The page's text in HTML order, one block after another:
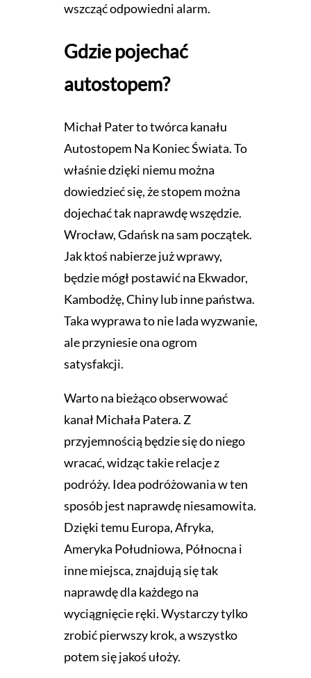
wszcząć odpowiedni alarm.
Gdzie pojechać
autostopem?
Michał Pater to twórca kanału
Autostopem Na Koniec Świata. To
właśnie dzięki niemu można
dowiedzieć się, że stopem można
dojechać tak naprawdę wszędzie.
Wrocław, Gdańsk na sam początek.
Jak ktoś nabierze już wprawy,
będzie mógł postawić na Ekwador,
Kambodżę, Chiny lub inne państwa.
Taka wyprawa to nie lada wyzwanie,
ale przyniesie ona ogrom
satysfakcji.
Warto na bieżąco obserwować
kanał Michała Patera. Z
przyjemnością będzie się do niego
wracać, widząc takie relacje z
podróży. Idea podróżowania w ten
sposób jest naprawdę niesamowita.
Dzięki temu Europa, Afryka,
Ameryka Południowa, Północna i
inne miejsca, znajdują się tak
naprawdę dla każdego na
wyciągnięcie ręki. Wystarczy tylko
zrobić pierwszy krok, a wszystko
potem się jakoś ułoży.